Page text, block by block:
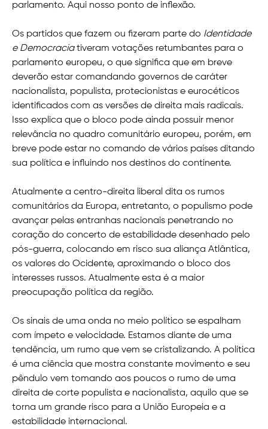
parlamento. Aqui nosso ponto de inflexão.
Os partidos que fazem ou fizeram parte do Identidade
e Democraciativeram votações retumbantes para o
parlamento europeu, o que significa que em breve
deverão estar comandando governos de caráter
nacionalista, populista, protecionistas e eurocéticos
identificados com as versões de direita mais radicais.
Isso explica que o bloco pode ainda possuir menor
relevância no quadro comunitário europeu, porém, em
breve pode estar no comando de vários países ditando
sua política e influindo nos destinos do continente.
Atualmente a centro-direita liberal dita os rumos
comunitários da Europa, entretanto, o populismo pode
avançar pelas entranhas nacionais penetrando no
coração do concerto de estabilidade desenhado pelo
pós-guerra, colocando em risco sua aliança Atlântica,
os valores do Ocidente, aproximando o bloco dos
interesses russos. Atualmente esta é a maior
preocupação política da região.
Os sinais de uma onda no meio político se espalham
com ímpeto e velocidade. Estamos diante de uma
tendência, um rumo que vem se cristalizando. A política
é uma ciência que mostra constante movimento e seu
pêndulo vem tomando aos poucos o rumo de uma
direita de corte populista e nacionalista, aquilo que se
torna um grande risco para a União Europeia e a
estabilidade internacional.